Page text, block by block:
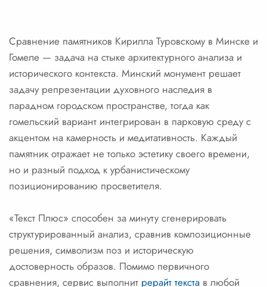
Сравнение памятников Кирилла Туровскому в Минске и
Гомеле — задача на стыке архитектурного анализа и
исторического контекста. Минский монумент решает
задачу репрезентации духовного наследия в
парадном городском пространстве, тогда как
гомельский вариант интегрирован в парковую среду с
акцентом на камерность и медитативность. Каждый
памятник отражает не только эстетику своего времени,
но и разный подход к урбанистическому
позиционированию просветителя.
«Текст Плюс» способен за минуту сгенерировать
структурированный анализ, сравнив композиционные
решения, символизм поз и историческую
достоверность образов. Помимо первичного
сравнения, сервис выполнит рерайт текста в любой